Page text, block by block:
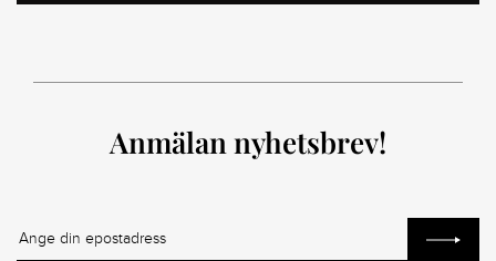
Anmälan nyhetsbrev!